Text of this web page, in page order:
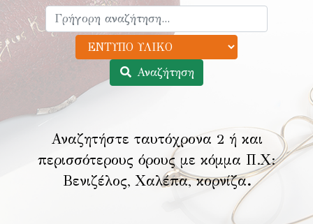
Αναζήτηση
Αναζητήστε ταυτόχρονα 2 ή και
περισσότερους όρους με κόμμα Π.Χ:
Βενιζέλος, Χαλέπα, κορνίζα.